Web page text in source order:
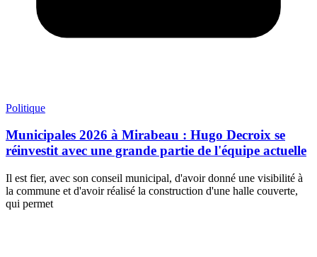
Politique
Municipales 2026 à Mirabeau : Hugo Decroix se
réinvestit avec une grande partie de l'équipe actuelle
Il est fier, avec son conseil municipal, d'avoir donné une visibilité à
la commune et d'avoir réalisé la construction d'une halle couverte,
qui permet